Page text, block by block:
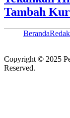
Tambah
Beranda
Copyright © 2025
Reserved.